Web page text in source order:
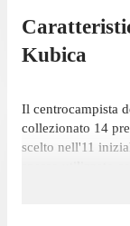
Kubica
Il centrocampista
collezionato 14
scelto nell'11
spesso utilizzato